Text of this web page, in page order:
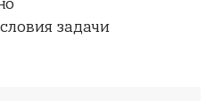
задачи